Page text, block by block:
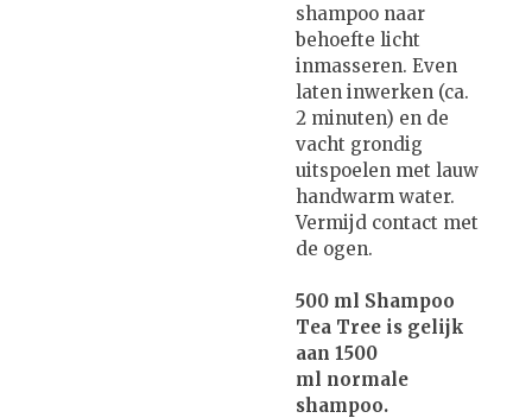
shampoo naar
behoefte licht
inmasseren. Even
laten inwerken (ca.
2 minuten) en de
vacht grondig
uitspoelen met lauw
handwarm water.
Vermijd contact met
de ogen.
500 ml Shampoo
Tea Tree is gelijk
aan 1500
ml normale
shampoo.